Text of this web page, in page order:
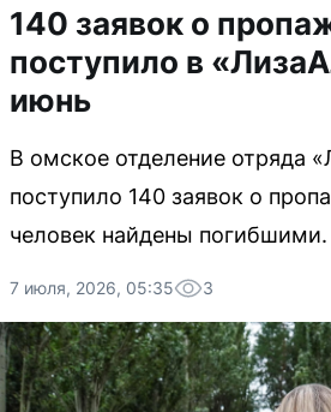
140 заявок о
поступило в
июнь
В омское отделение отряда
поступило 140 заявок о
человек найдены погибшими.
7 июля, 2026, 05:35 3